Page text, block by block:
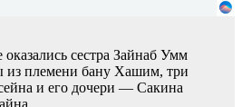
сестра Зайнаб Умм
племени бану Хашим, три
и его дочери — Сакина